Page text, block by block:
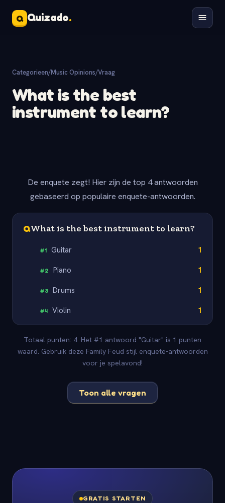
Q Quizado.
Categorieen/Music Opinions/Vraag
What is the best
instrument to learn?
De enquete zegt! Hier zijn de top 4 antwoorden
gebaseerd op populaire enquete-antwoorden.
QWhat is the best instrument to learn?
#1 Guitar 1
#2 Piano 1
#3 Drums 1
#4 Violin 1
Totaal punten: 4. Het #1 antwoord "Guitar" is 1 punten
waard. Gebruik deze Family Feud stijl enquete-antwoorden
voor je spelavond!
Toon alle vragen
GRATIS STARTEN